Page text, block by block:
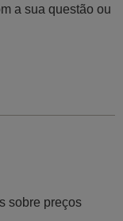
a sua questão ou
sobre preços